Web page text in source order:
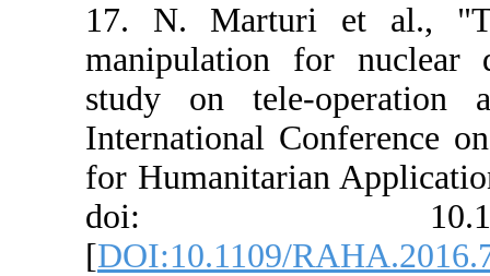
17. N.
manipulation
study on
International
for
doi:
[DOI:10.1109/